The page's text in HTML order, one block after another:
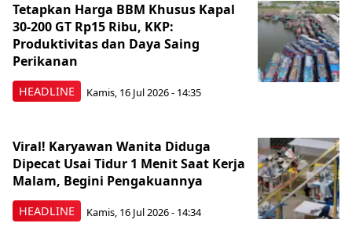
HEADLINE
Tetapkan Harga BBM Khusus Kapal
30-200 GT Rp15 Ribu, KKP:
Produktivitas dan Daya Saing
Perikanan
Kamis, 16 Jul 2026 - 14:35
HEADLINE
Viral! Karyawan Wanita Diduga
Dipecat Usai Tidur 1 Menit Saat Kerja
Malam, Begini Pengakuannya
Kamis, 16 Jul 2026 - 14:34